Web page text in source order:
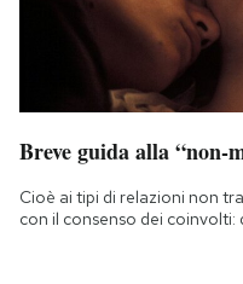
Breve guida alla “non-
Cioè ai tipi di relazioni non
con il consenso dei